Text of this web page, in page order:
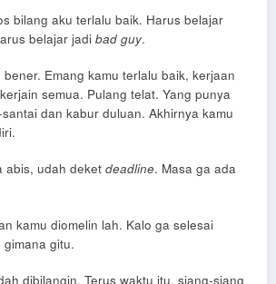
bilang aku terlalu baik. Harus belajar
belajar jadi bad guy.
bener. Emang kamu terlalu baik, kerjaan
semua. Pulang telat. Yang punya
dan kabur duluan. Akhirnya kamu
abis, udah deket deadline. Masa ga ada
kamu diomelin lah. Kalo ga selesai
gitu.
dibilangin. Terus waktu itu, siang-siang